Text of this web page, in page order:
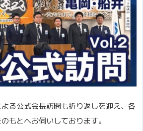
る公式会長訪問も折り返しを迎え、各
もとへお伺いしております。